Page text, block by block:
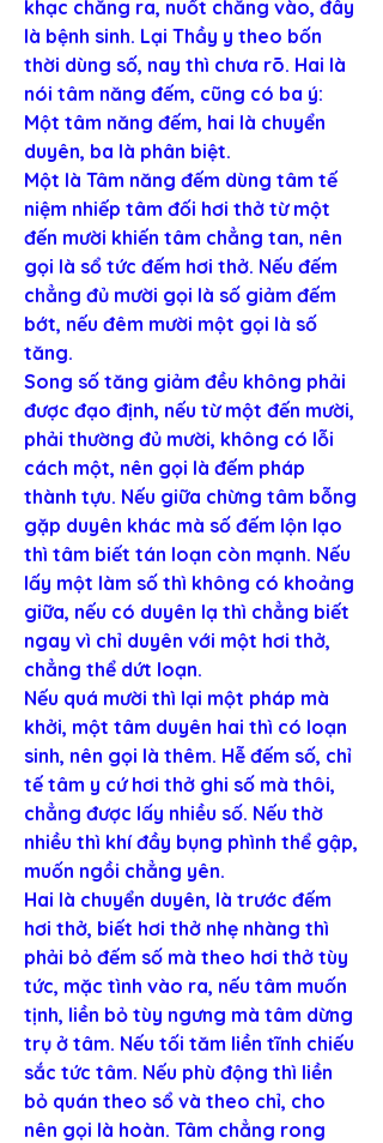
khạc chẳng ra, nuốt chẳng vào, đây
là bệnh sinh. Lại Thầy y theo bốn
thời dùng số, nay thì chưa rõ. Hai là
nói tâm năng đếm, cũng có ba ý:
Một tâm năng đếm, hai là chuyển
duyên, ba là phân biệt.
Một là Tâm năng đếm dùng tâm tế
niệm nhiếp tâm đối hơi thở từ một
đến mười khiến tâm chẳng tan, nên
gọi là sổ tức đếm hơi thở. Nếu đếm
chẳng đủ mười gọi là số giảm đếm
bớt, nếu đêm mười một gọi là số
tăng.
Song số tăng giảm đều không phải
được đạo định, nếu từ một đến mười,
phải thường đủ mười, không có lỗi
cách một, nên gọi là đếm pháp
thành tựu. Nếu giữa chừng tâm bỗng
gặp duyên khác mà số đếm lộn lạo
thì tâm biết tán loạn còn mạnh. Nếu
lấy một làm số thì không có khoảng
giữa, nếu có duyên lạ thì chẳng biết
ngay vì chỉ duyên với một hơi thở,
chẳng thể dứt loạn.
Nếu quá mười thì lại một pháp mà
khởi, một tâm duyên hai thì có loạn
sinh, nên gọi là thêm. Hễ đếm số, chỉ
tế tâm y cứ hơi thở ghi số mà thôi,
chẳng được lấy nhiều số. Nếu thờ
nhiều thì khí đầy bụng phình thể gập,
muốn ngồi chẳng yên.
Hai là chuyển duyên, là trước đếm
hơi thở, biết hơi thở nhẹ nhàng thì
phải bỏ đếm số mà theo hơi thở tùy
tức, mặc tình vào ra, nếu tâm muốn
tịnh, liền bỏ tùy ngưng mà tâm dừng
trụ ở tâm. Nếu tối tăm liền tĩnh chiếu
sắc tức tâm. Nếu phù động thì liền
bỏ quán theo sổ và theo chỉ, cho
nên gọi là hoàn. Tâm chẳng rong